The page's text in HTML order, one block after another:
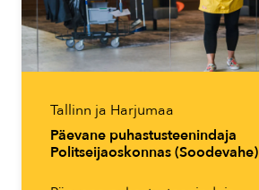
Tallinn ja Harjumaa
Päevane puhastusteenindaja
Politseijaoskonnas (Soodevahe)